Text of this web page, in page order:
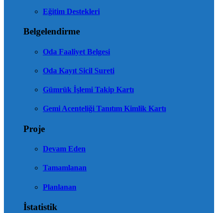
Eğitim Destekleri
Belgelendirme
Oda Faaliyet Belgesi
Oda Kayıt Sicil Sureti
Gümrük İşlemi Takip Kartı
Gemi Acenteliği Tanıtım Kimlik Kartı
Proje
Devam Eden
Tamamlanan
Planlanan
İstatistik